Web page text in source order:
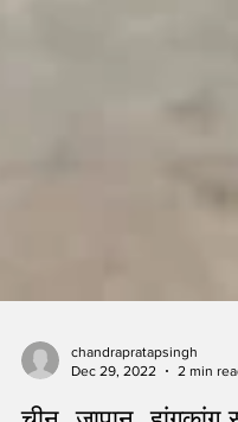
chandrapratapsingh
2 min read